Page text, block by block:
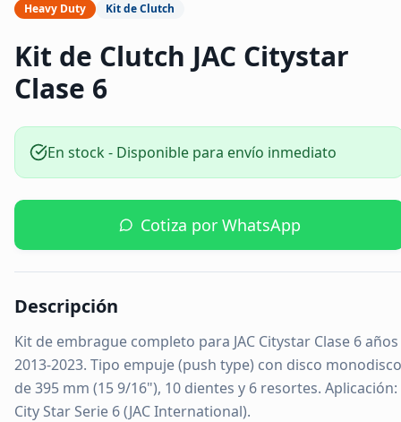
Heavy Duty Kit de Clutch
Kit de Clutch JAC Citystar
Clase 6
En stock - Disponible para envío inmediato
Cotiza por WhatsApp
Descripción
Kit de embrague completo para JAC Citystar Clase 6 años
2013-2023. Tipo empuje (push type) con disco monodisco
de 395 mm (15 9/16"), 10 dientes y 6 resortes. Aplicación:
City Star Serie 6 (JAC International).